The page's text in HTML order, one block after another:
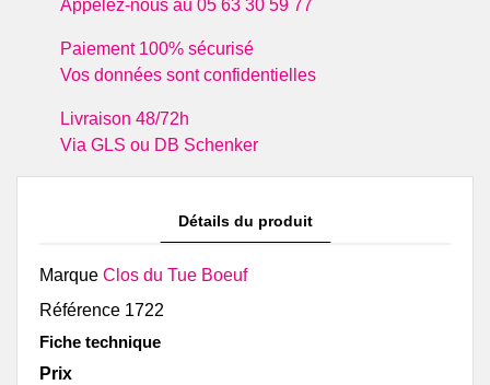
Appelez-nous au 05 63 30 59 77
Paiement 100% sécurisé
Vos données sont confidentielles
Livraison 48/72h
Via GLS ou DB Schenker
Détails du produit
Marque Clos du Tue Boeuf
Référence 1722
Fiche technique
Prix